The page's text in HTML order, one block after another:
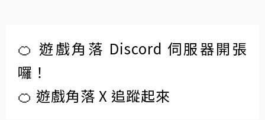
🍊 遊戲角落 Discord 伺服器開張
囉！
🍊 遊戲角落 X 追蹤起來